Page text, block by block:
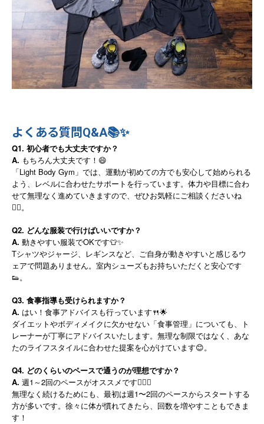
よくある質問Q&A📚✨
Q1. 初心者でも大丈夫ですか？
A. もちろん大丈夫です！😄
「Light Body Gym」では、運動が初めての方でも安心して始められる
よう、レベルに合わせたサポートを行っています。体力や目標に合わ
せて無理なく進めていきますので、ぜひお気軽にご相談くださいね
🏋️‍♂️。
Q2. どんな服装で行けばいいですか？
A. 動きやすい服装でOKです👕✨
Tシャツやジャージ、レギンスなど、ご自身が動きやすいと感じるウ
ェアで問題ありません。室内シューズもお持ちいただくと安心です
👟。
Q3. 食事指導も受けられますか？
A. はい！食事アドバイスも行っています🍴🌟
ダイエットやボディメイクに欠かせない「食事管理」についても、ト
レーナーが丁寧にアドバイスいたします。無理な制限ではなく、あな
たのライフスタイルに合わせた提案を心がけています😊。
Q4. どのくらいのペースで通うのが理想ですか？
A. 週1～2回のペースがオススメです🏃‍♀️✨
無理なく続けるためにも、最初は週1〜2回のペースからスタートする
方が多いです。徐々に体が慣れてきたら、回数を増やすこともできま
す！